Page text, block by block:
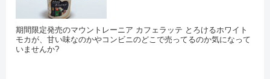
期間限定発売のマウントレーニア カフェラッテ とろけるホワイト
モカが、甘い味なのかやコンビニのどこで売ってるのか気になって
いませんか?